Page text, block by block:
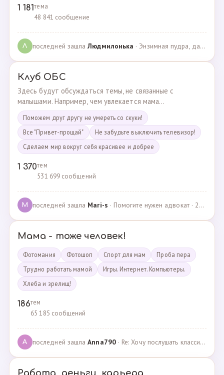
1 181тема
48 841 сообщение
Л последней зашлаЛюдмилонькa · Энзимная пудра, да или нет? · 29.06.2025
Клуб ОБС
Здесь будут обсуждаться темы, не связанные с
малышами. Например, чем увлекается мама...
Поможем друг другу не умереть со скуки!
Все "Привет-прощай"
Не забудьте выключить телевизор!
Сделаем мир вокруг себя красивее и добрее
1 370тем
531 699 сообщений
M последней зашла Mari-s · Помогите нужен адвокат · 24.04.2025
Мама - тоже человек!
Фотомания Фотошоп Спорт для мам
Проба пера
Трудно работать мамой
Игры. Интернет. Компьютеры.
Хлеба и зрелищ!
186тем
65 185 сообщений
A последней зашлаAnna790· Re: Хочу послушать классику · 22.03.2025
Работа, деньги, карьера